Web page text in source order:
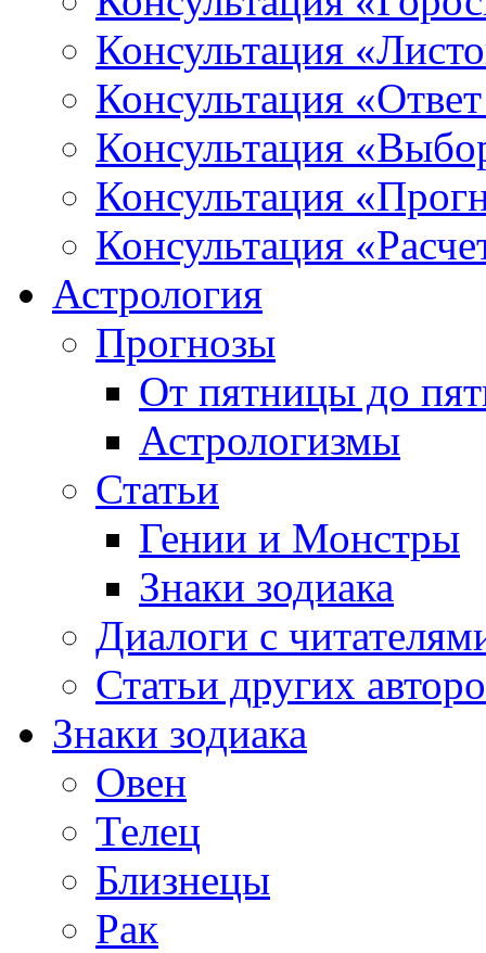
Консультация
Консультация
Консультация
Консультация
Консультация
Астрология
Прогнозы
От пятницы до
Астрологизмы
Статьи
Гении и Монстры
Знаки зодиака
Диалоги с
Статьи других
Знаки зодиака
Овен
Телец
Близнецы
Рак